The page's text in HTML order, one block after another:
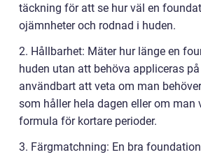
täckning för att se hur väl en
ojämnheter och rodnad i huden.
2. Hållbarhet: Mäter hur länge en
huden utan att behöva appliceras
användbart att veta om man
som håller hela dagen eller om man
formula för kortare perioder.
3. Färgmatchning: En bra